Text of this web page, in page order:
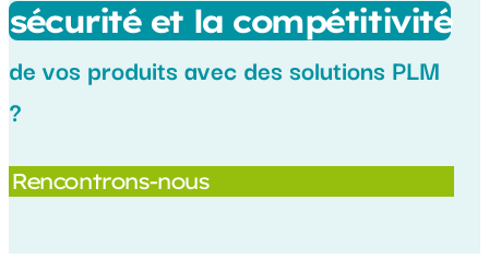
sécurité et la compétitivité
de vos produits avec des solutions PLM
?
Rencontrons-nous